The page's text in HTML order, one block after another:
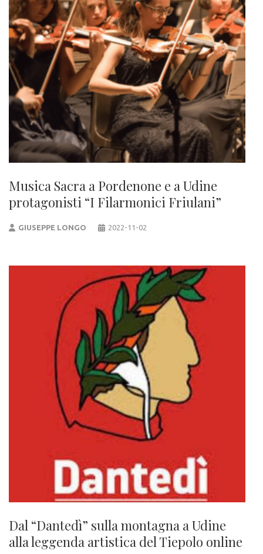
Musica Sacra a Pordenone e a Udine
protagonisti “I Filarmonici Friulani”
GIUSEPPE LONGO 2022-11-02
Dal “Dantedì” sulla montagna a Udine
alla leggenda artistica del Tiepolo online